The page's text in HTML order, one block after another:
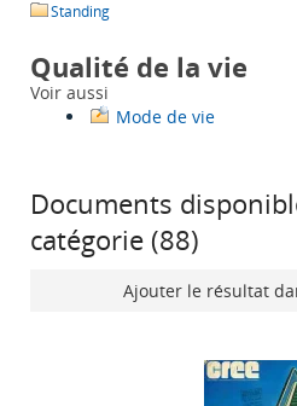
Standing
Qualité de la vie
Voir aussi
Mode de vie
Documents
catégorie (88)
Ajouter le résultat